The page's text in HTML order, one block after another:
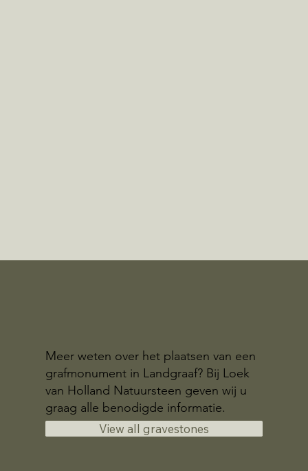
Meer weten over het plaatsen van een
grafmonument in Landgraaf? Bij Loek
van Holland Natuursteen geven wij u
graag alle benodigde informatie.
View all gravestones